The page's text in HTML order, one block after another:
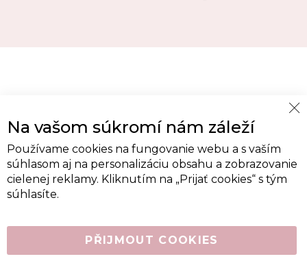
Na vašom súkromí nám záleží
Používame cookies na fungovanie webu a s vaším
súhlasom aj na personalizáciu obsahu a zobrazovanie
cielenej reklamy. Kliknutím na „Prijať cookies“ s tým
súhlasíte.
PŘIJMOUT COOKIES